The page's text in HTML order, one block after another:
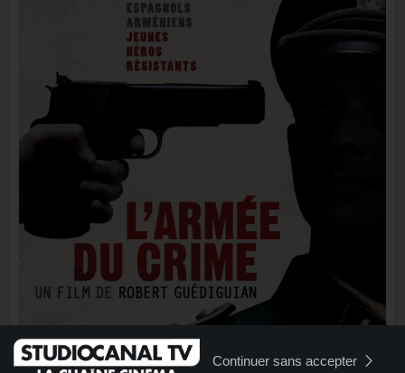
Continuer sans accepter